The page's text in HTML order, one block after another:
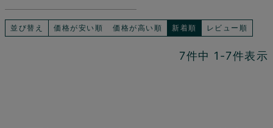
並び替え 価格が安い順 価格が高い順 新着順 レビュー順
7件中 1 -7件表示